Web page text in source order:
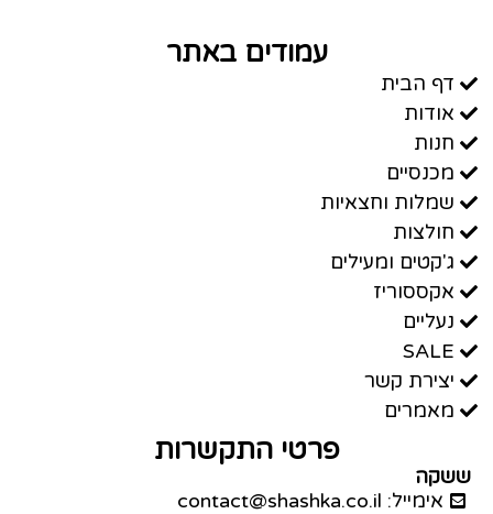
עמודים באתר
דף הבית
אודות
חנות
מכנסיים
שמלות וחצאיות
חולצות
ג'קטים ומעילים
אקססוריז
נעליים
SALE
יצירת קשר
מאמרים
פרטי התקשרות
ששקה
אימייל: contact@shashka.co.il